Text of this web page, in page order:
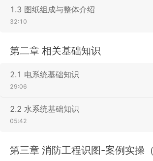
1.3 图纸组成与整体介绍
32:10
第二章 相关基础知识
2.1 电系统基础知识
29:06
2.2 水系统基础知识
05:42
第三章 消防工程识图-案例实操（